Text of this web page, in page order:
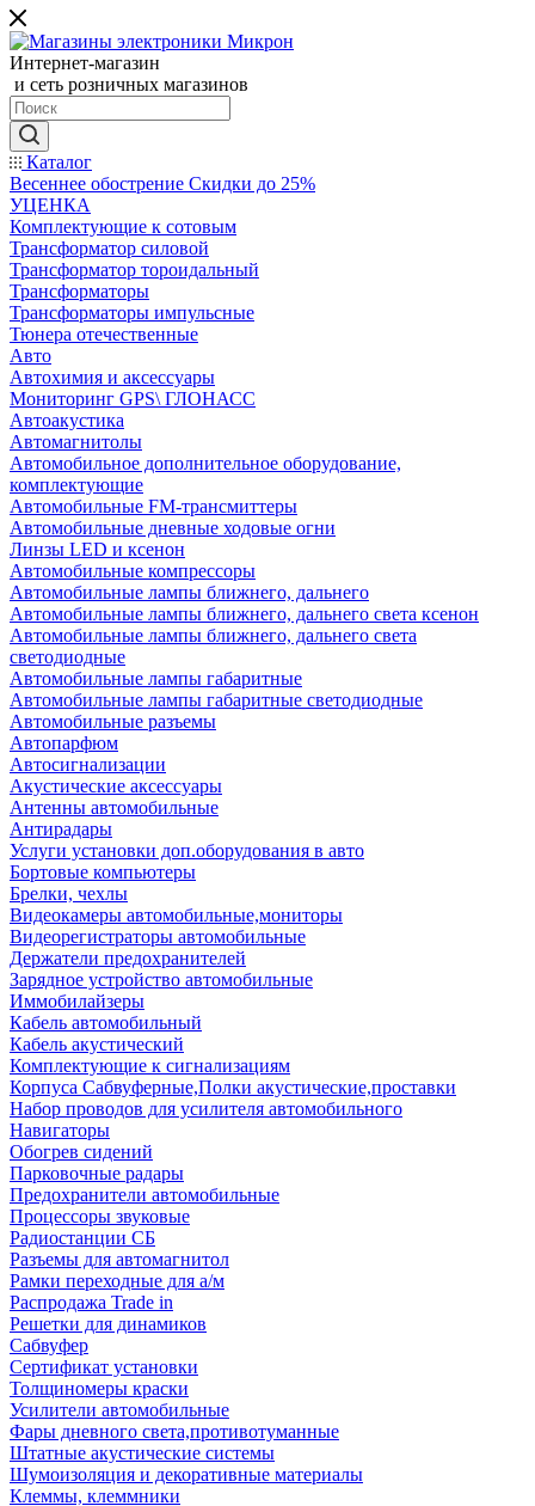
Интернет-магазин
и сеть розничных магазинов
Каталог
Весеннее обострение Скидки до 25%
УЦЕНКА
Комплектующие к сотовым
Трансформатор силовой
Трансформатор тороидальный
Трансформаторы
Трансформаторы импульсные
Тюнера отечественные
Авто
Автохимия и аксессуары
Мониторинг GPS\ ГЛОНАСС
Автоакустика
Автомагнитолы
Автомобильное дополнительное оборудование,
комплектующие
Автомобильные FM-трансмиттеры
Автомобильные дневные ходовые огни
Линзы LED и ксенон
Автомобильные компрессоры
Автомобильные лампы ближнего, дальнего
Автомобильные лампы ближнего, дальнего света ксенон
Автомобильные лампы ближнего, дальнего света
светодиодные
Автомобильные лампы габаритные
Автомобильные лампы габаритные светодиодные
Автомобильные разъемы
Автопарфюм
Автосигнализации
Акустические аксессуары
Антенны автомобильные
Антирадары
Услуги установки доп.оборудования в авто
Бортовые компьютеры
Брелки, чехлы
Видеокамеры автомобильные,мониторы
Видеорегистраторы автомобильные
Держатели предохранителей
Зарядное устройство автомобильные
Иммобилайзеры
Кабель автомобильный
Кабель акустический
Комплектующие к сигнализациям
Корпуса Сабвуферные,Полки акустические,проставки
Набор проводов для усилителя автомобильного
Навигаторы
Обогрев сидений
Парковочные радары
Предохранители автомобильные
Процессоры звуковые
Радиостанции СБ
Разъемы для автомагнитол
Рамки переходные для а/м
Распродажа Trade in
Решетки для динамиков
Сабвуфер
Сертификат установки
Толщиномеры краски
Усилители автомобильные
Фары дневного света,противотуманные
Штатные акустические системы
Шумоизоляция и декоративные материалы
Клеммы, клеммники